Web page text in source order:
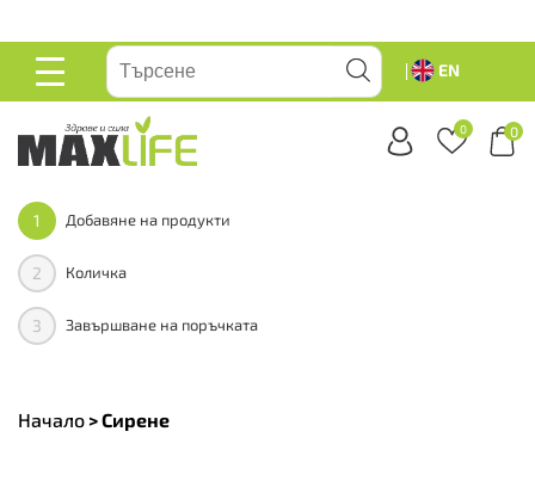
ОСНОВНО
EN
0 0
1 Добавяне на продукти
2 Количка
3 Завършване на поръчката
Начало >Сирене